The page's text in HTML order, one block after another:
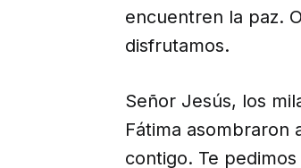
encuentren la paz.
disfrutamos.
Señor Jesús, los
Fátima asombraron
contigo. Te